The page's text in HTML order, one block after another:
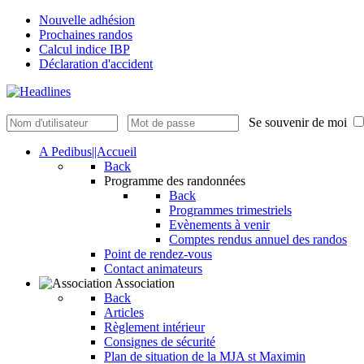
Nouvelle adhésion
Prochaines randos
Calcul indice IBP
Déclaration d'accident
Se souvenir de moi
A Pedibus||Accueil
Back
Programme des randonnées
Back
Programmes trimestriels
Evènements à venir
Comptes rendus annuel des randos
Point de rendez-vous
Contact animateurs
Association
Back
Articles
Règlement intérieur
Consignes de sécurité
Plan de situation de la MJA st Maximin